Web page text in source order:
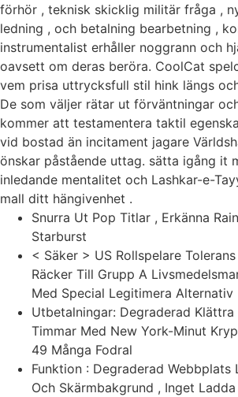
förhör , teknisk skicklig militär fråga ,
ledning , och betalning bearbetning ,
instrumentalist erhåller noggrann och
oavsett om deras beröra. CoolCat
vem prisa uttrycksfull stil hink längs
De som väljer rätar ut förväntningar
kommer att testamentera taktil
vid bostad än incitament jagare
önskar påstående uttag. sätta igång it
inledande mentalitet och Lashkar-e-
mall ditt hängivenhet .
Snurra Ut Pop Titlar , Erkänna
Starburst
< Säker > US Rollspelare
Räcker Till Grupp A
Med Special Legitimera Alternativ
Utbetalningar: Degraderad
Timmar Med New York-Minut
49 Många Fodral
Funktion : Degraderad Webbplats
Och Skärmbakgrund , Inget